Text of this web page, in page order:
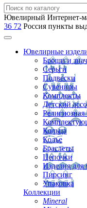
Ювелирный Интернет-
36 72 Россия пункты
Ювелирные
Броши и
Серьги
Подвески
Сувениры
Комплекты
Детский
Кольца
Колье
Браслеты
Цепочки
Изделия
Пирсинг
Упаковка
Коллекции
Mineral